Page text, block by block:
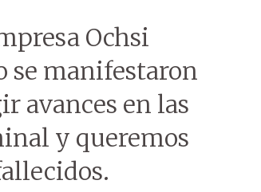
Ochsi
se manifestaron
avances en las
y queremos